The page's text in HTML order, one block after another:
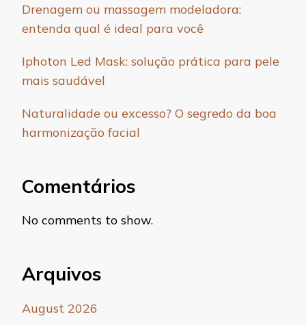
Drenagem ou massagem modeladora:
entenda qual é ideal para você
Iphoton Led Mask: solução prática para pele
mais saudável
Naturalidade ou excesso? O segredo da boa
harmonização facial
Comentários
No comments to show.
Arquivos
August 2026